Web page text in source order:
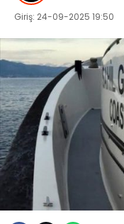
Giriş: 24-09-2025 19:50